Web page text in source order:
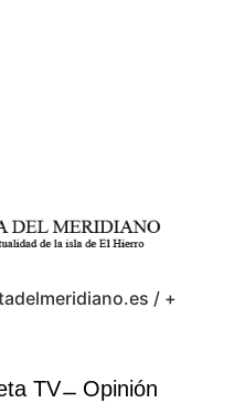
/ +
TV
Opinión